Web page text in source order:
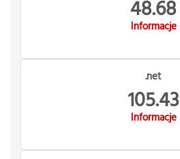
48.68
Informacje
.net
105.43
Informacje